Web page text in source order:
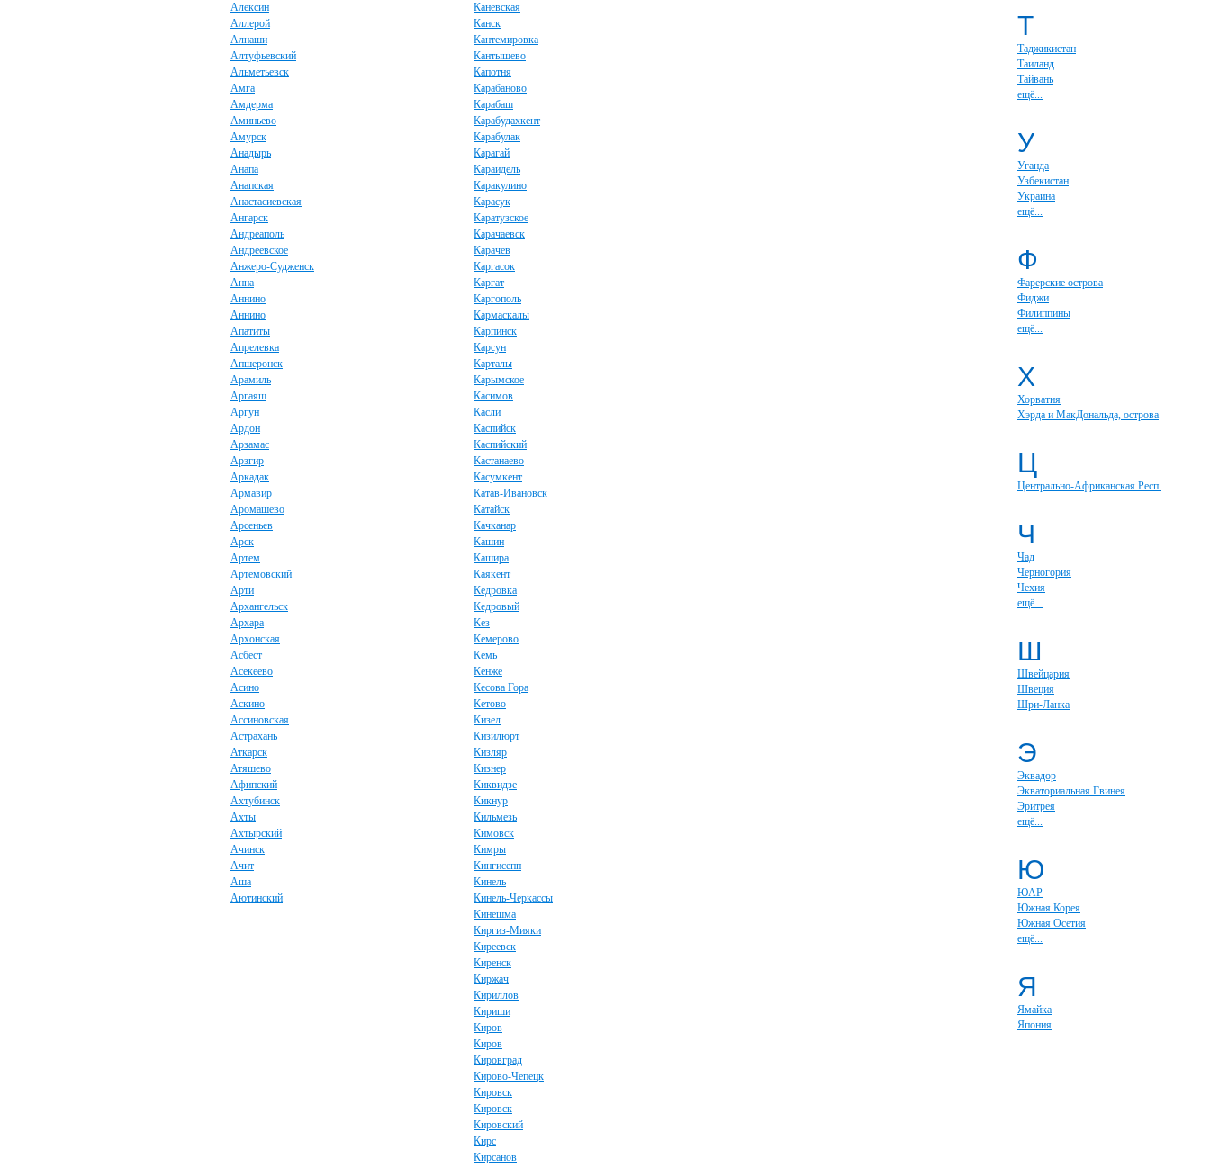
Алексин
Аллерой
Алнаши
Алтуфьевский
Альметьевск
Амга
Амдерма
Аминьево
Амурск
Анадырь
Анапа
Анапская
Анастасиевская
Ангарск
Андреаполь
Андреевское
Анжеро-Судженск
Анна
Аннино
Аннино
Апатиты
Апрелевка
Апшеронск
Арамиль
Аргаяш
Аргун
Ардон
Арзамас
Арзгир
Аркадак
Армавир
Аромашево
Арсеньев
Арск
Артем
Артемовский
Арти
Архангельск
Архара
Архонская
Асбест
Асекеево
Асино
Аскино
Ассиновская
Астрахань
Аткарск
Атяшево
Афипский
Ахтубинск
Ахты
Ахтырский
Ачинск
Ачит
Аша
Аютинский
Каневская
Канск
Кантемировка
Кантышево
Капотня
Карабаново
Карабаш
Карабудахкент
Карабулак
Карагай
Караидель
Каракулино
Карасук
Каратузское
Карачаевск
Карачев
Каргасок
Каргат
Каргополь
Кармаскалы
Карпинск
Карсун
Карталы
Карымское
Касимов
Касли
Каспийск
Каспийский
Кастанаево
Касумкент
Катав-Ивановск
Катайск
Качканар
Кашин
Кашира
Каякент
Кедровка
Кедровый
Кез
Кемерово
Кемь
Кенже
Кесова Гора
Кетово
Кизел
Кизилюрт
Кизляр
Кизнер
Киквидзе
Кикнур
Кильмезь
Кимовск
Кимры
Кингисепп
Кинель
Кинель-Черкассы
Кинешма
Киргиз-Мияки
Киреевск
Киренск
Киржач
Кириллов
Кириши
Киров
Киров
Кировград
Кирово-Чепецк
Кировск
Кировск
Кировский
Кирс
Кирсанов
Т
Таджикистан
Таиланд
Тайвань
ещё...
У
Уганда
Узбекистан
Украина
ещё...
Ф
Фарерские острова
Фиджи
Филиппины
ещё...
Х
Хорватия
Хэрда и МакДональда, острова
Ц
Центрально-Африканская Респ.
Ч
Чад
Черногория
Чехия
ещё...
Ш
Швейцария
Швеция
Шри-Ланка
Э
Эквадор
Экваториальная Гвинея
Эритрея
ещё...
Ю
ЮАР
Южная Корея
Южная Осетия
ещё...
Я
Ямайка
Япония